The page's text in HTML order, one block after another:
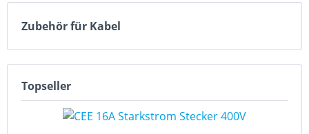
Zubehör für Kabel
Topseller